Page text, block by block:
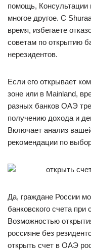
помощь,
многое другое. С
время, избегаете
советам по открытию
нерезидентов.
Если его открывает
зоне или в Mainland,
разных банков ОАЭ
получению дохода и
Включает анализ
рекомендации по
Да, граждане России
банковского счета
Возможностью
россияне без
открыть счет в ОАЭ